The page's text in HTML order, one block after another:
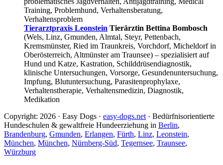
Training, Problemhund, Verhaltensberatung,
Verhaltensproblem
Tierarztpraxis Leonstein Tierärztin Bettina Bombosch
(Wels, Linz, Gmunden, Almtal, Steyr, Pettenbach,
Kremsmünster, Ried im Traunkreis, Vorchdorf, Micheldorf in
Oberösterreich, Altmünster am Traunsee) – spezialisiert auf
Hund und Katze, Kastration, Schilddrüsendiagnostik,
klinische Untersuchungen, Vorsorge, Gesundenuntersuchung,
Impfung, Blutuntersuchung, Parasitenprophylaxe,
Verhaltenstherapie, Verhaltensmedizin, Diagnostik,
Medikation
Copyright: 2026 · Easy Dogs · easy-dogs.net · Bedürfnisorientierte
Hundeschulen & gewaltfreie Hundeerziehung in Berlin,
Brandenburg, Gmunden, Erlangen, Fürth, Linz, Leonstein,
München, München, Nürnberg-Süd, Tegernsee, Traunsee,
Würzburg